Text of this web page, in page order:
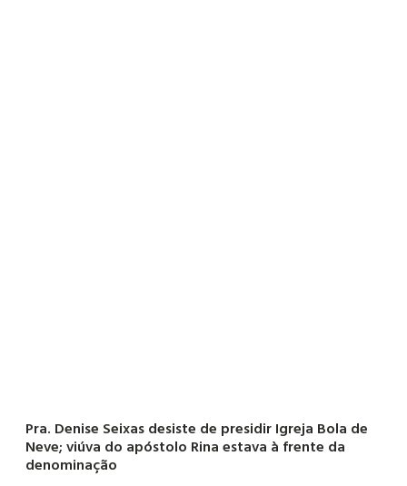
Pra. Denise Seixas desiste de presidir Igreja Bola de
Neve; viúva do apóstolo Rina estava à frente da
denominação